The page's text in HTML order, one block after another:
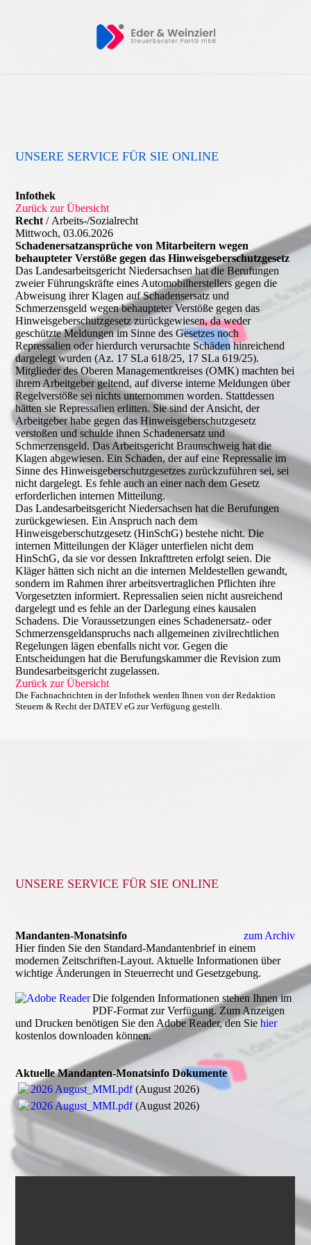
UNSERE SERVICE FÜR SIE ONLINE
Infothek
Zurück zur Übersicht
Recht / Arbeits-/Sozialrecht
Mittwoch, 03.06.2026
Schadenersatzansprüche von Mitarbeitern wegen
behaupteter Verstöße gegen das Hinweisgeberschutzgesetz
Das Landesarbeitsgericht Niedersachsen hat die Berufungen
zweier Führungskräfte eines Automobilherstellers gegen die
Abweisung ihrer Klagen auf Schadensersatz und
Schmerzensgeld wegen behaupteter Verstöße gegen das
Hinweisgeberschutzgesetz zurückgewiesen, da weder
geschützte Meldungen im Sinne des Gesetzes noch
Repressalien oder hierdurch verursachte Schäden hinreichend
dargelegt wurden (Az. 17 SLa 618/25, 17 SLa 619/25).
Mitglieder des Oberen Managementkreises (OMK) machten bei
ihrem Arbeitgeber geltend, auf diverse interne Meldungen über
Regelverstöße sei nichts unternommen worden. Stattdessen
hätten sie Repressalien erlitten. Sie sind der Ansicht, der
Arbeitgeber habe gegen das Hinweisgeberschutzgesetz
verstoßen und schulde ihnen Schadenersatz und
Schmerzensgeld. Das Arbeitsgericht Braunschweig hat die
Klagen abgewiesen. Ein Schaden, der auf eine Repressalie im
Sinne des Hinweisgeberschutzgesetzes zurückzuführen sei, sei
nicht dargelegt. Es fehle auch an einer nach dem Gesetz
erforderlichen internen Mitteilung.
Das Landesarbeitsgericht Niedersachsen hat die Berufungen
zurückgewiesen. Ein Anspruch nach dem
Hinweisgeberschutzgesetz (HinSchG) bestehe nicht. Die
internen Mitteilungen der Kläger unterfielen nicht dem
HinSchG, da sie vor dessen Inkrafttreten erfolgt seien. Die
Kläger hätten sich nicht an die internen Meldestellen gewandt,
sondern im Rahmen ihrer arbeitsvertraglichen Pflichten ihre
Vorgesetzten informiert. Repressalien seien nicht ausreichend
dargelegt und es fehle an der Darlegung eines kausalen
Schadens. Die Voraussetzungen eines Schadenersatz- oder
Schmerzensgeldanspruchs nach allgemeinen zivilrechtlichen
Regelungen lägen ebenfalls nicht vor. Gegen die
Entscheidungen hat die Berufungskammer die Revision zum
Bundesarbeitsgericht zugelassen.
Zurück zur Übersicht
Die Fachnachrichten in der Infothek werden Ihnen von der Redaktion
Steuern & Recht der DATEV eG zur Verfügung gestellt.
UNSERE SERVICE FÜR SIE ONLINE
Mandanten-Monatsinfo
zum Archiv
Hier finden Sie den Standard-Mandantenbrief in einem
modernen Zeitschriften-Layout. Aktuelle Informationen über
wichtige Änderungen in Steuerrecht und Gesetzgebung.
Die folgenden Informationen stehen Ihnen im
PDF-Format zur Verfügung. Zum Anzeigen
und Drucken benötigen Sie den Adobe Reader, den Siehier
kostenlos downloaden können.
Aktuelle Mandanten-Monatsinfo Dokumente
2026 August_MMI.pdf(August 2026)
2026 August_MMI.pdf(August 2026)